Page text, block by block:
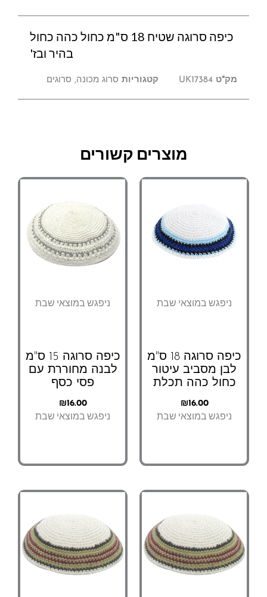
כיפה סרוגה שטיח 18 ס"מ כחול כהה כחול
בהיר ובז'
מק"ט UK17384 קטגוריות סרוג מכונה, סרוגים
מוצרים קשורים
ניפגש במוצאי שבת
כיפה סרוגה 18 ס"מ
לבן מסביב עיטור
כחול כהה תכלת
₪16.00
ניפגש במוצאי שבת
ניפגש במוצאי שבת
כיפה סרוגה 15 ס"מ
לבנה מחוררת עם
פסי כסף
₪16.00
ניפגש במוצאי שבת